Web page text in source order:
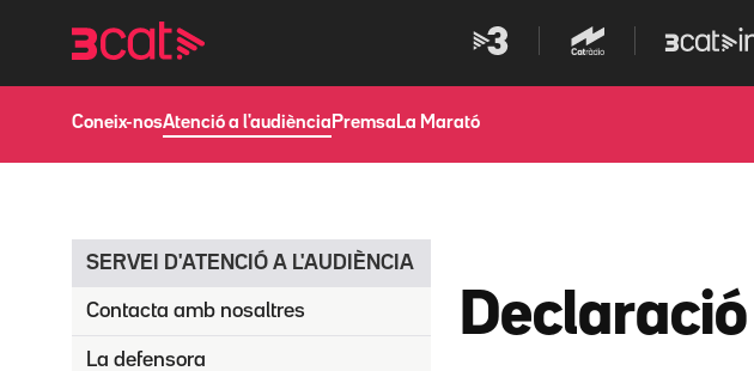
navegació
principal
contingut
Coneix-nosAtenció a l'audiència Premsa La Marató
SERVEI D'ATENCIÓ A L'AUDIÈNCIA
Contacta amb nosaltres
La defensora